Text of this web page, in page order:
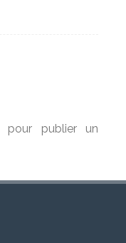
pour publier un